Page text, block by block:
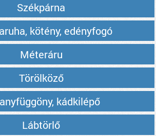
Székpárna
kötény, edényfogó
Méteráru
Törölköző
kádkilépő
Lábtörlő